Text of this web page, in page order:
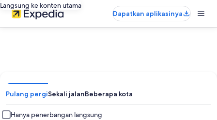
Langsung ke konten utama
Dapatkan aplikasinya
Pulang pergiSekali jalanBeberapa kota
Hanya penerbangan langsung